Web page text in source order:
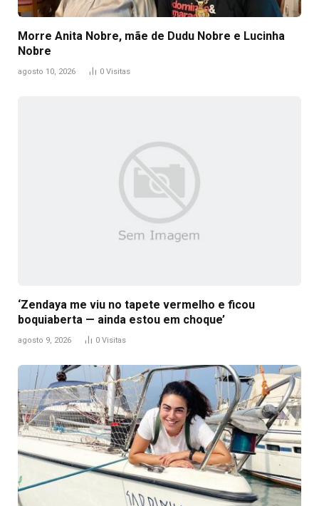
Morre Anita Nobre, mãe de Dudu Nobre e Lucinha
Nobre
agosto 10, 2026 0 Visitas
‘Zendaya me viu no tapete vermelho e ficou
boquiaberta — ainda estou em choque’
agosto 9, 2026 0 Visitas